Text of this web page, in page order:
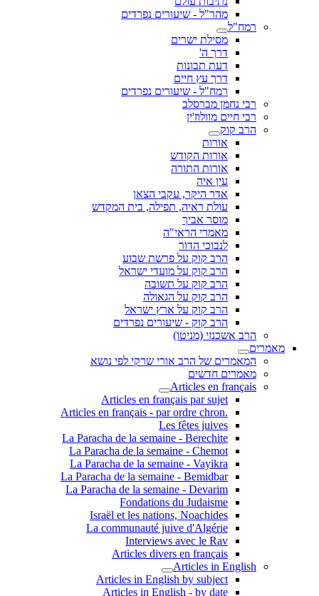
מהר"ל - שיעורים נפרדים
רמח"ל
מסילת ישרים
דרך ה'
דעת תבונות
דרך עץ חיים
רמח"ל - שיעורים נפרדים
רבי נחמן מברסלב
רבי חיים מוולוז'ין
הרב קוק
אורות
אורות הקודש
אורות התורה
עין איה
אדר היקר, עקבי הצאן
עולת ראיה, תפילה, בית המקדש
מוסר אביך
מאמרי הראי"ה
לנבוכי הדור
הרב קוק על פרשת שבוע
הרב קוק על מועדי ישראל
הרב קוק על תשובה
הרב קוק על הגאולה
הרב קוק על ארץ ישראל
הרב קוק - שיעורים נפרדים
הרב אשכנזי (מניטו)
מאמרים
המאמרים של הרב אורי שרקי לפי נושא
מאמרים חדשים
Articles en français
Articles en français par sujet
.Articles en français - par ordre chron
Les fêtes juives
La Paracha de la semaine - Berechite
La Paracha de la semaine - Chemot
La Paracha de la semaine - Vayikra
La Paracha de la semaine - Bemidbar
La Paracha de la semaine - Devarim
Fondations du Judaisme
Israël et les nations, Noachides
La communauté juive d'Algérie
Interviews avec le Rav
Articles divers en français
Articles in English
Articles in English by subject
Articles in English - by date